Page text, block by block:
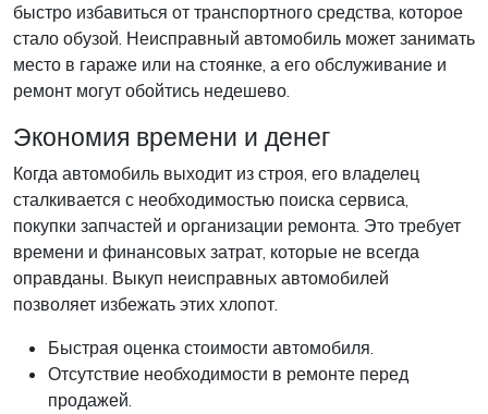
быстро избавиться от транспортного средства, которое
стало обузой. Неисправный автомобиль может занимать
место в гараже или на стоянке, а его обслуживание и
ремонт могут обойтись недешево.
Экономия времени и денег
Когда автомобиль выходит из строя, его владелец
сталкивается с необходимостью поиска сервиса,
покупки запчастей и организации ремонта. Это требует
времени и финансовых затрат, которые не всегда
оправданы. Выкуп неисправных автомобилей
позволяет избежать этих хлопот.
Быстрая оценка стоимости автомобиля.
Отсутствие необходимости в ремонте перед
продажей.